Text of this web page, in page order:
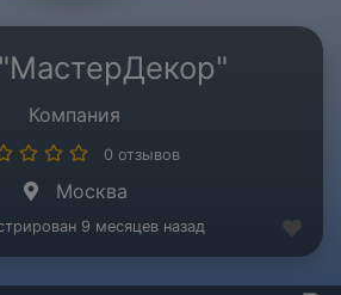
Компания
0 отзывов
Москва
9 месяцев назад